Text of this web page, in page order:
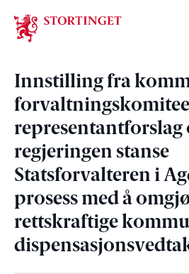
Stortinget.no
Innstilling fra
representantforslag
regjeringen stanse
Statsforvalteren i
prosess med å
rettskraftige